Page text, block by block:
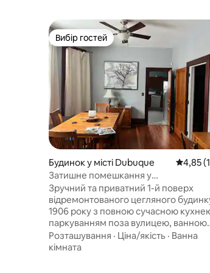
Вибір гостей
Вибір гостей
Будинок у місті Dubuque
4,85
Затишне помешкання у
вікторіанському стилі біля коледжів із
повністю обладнаною кухнею
Зручний та приватний 1-й поверх
відремонтованого цегляного
1906 року з повною сучасною
паркуванням поза вулицею, ванною
кімнатою та достатнім простором.
Чудове розташування: - поруч із
Розташування · Ціна/якість · Ванна
кімната